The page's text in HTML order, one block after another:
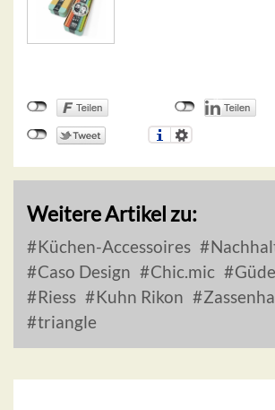
Weitere Artikel zu:
Küchen-Accessoires
Caso Design
Chic.mic Güde
Riess
Kuhn Rikon
triangle